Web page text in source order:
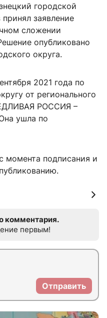
городской
заявление
сложении
опубликовано
округа.
2021 года по
от регионального
РОССИЯ –
ушла по
момента подписания и
комментария.
первым!
Отправить